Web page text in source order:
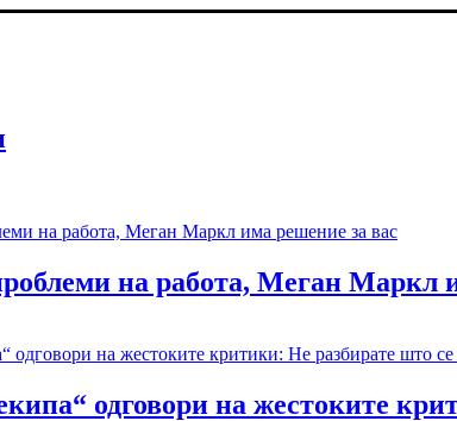
на работа, Меган Маркл
одговори на жестоките